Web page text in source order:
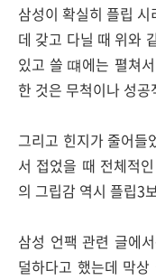
삼성이 확실히 플립
데 갖고 다닐 때 위와
있고 쓸 떄에는 펼쳐
한 것은 무척이나 성
그리고 힌지가 줄어들
서 접었을 때 전체적
의 그립감 역시 플립3
삼성 언팩 관련 글에
덜하다고 했는데 막